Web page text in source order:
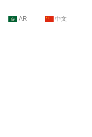
AR 中文